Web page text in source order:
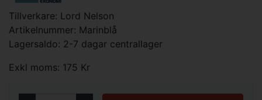
Tillverkare: Lord Nelson
Artikelnummer: Marinblå
Lagersaldo: 2-7 dagar centrallager
Exkl moms: 175 Kr